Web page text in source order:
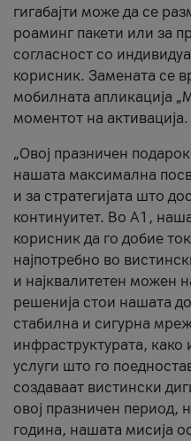
гигабајти може да се
роаминг пакети или за
согласност со
корисник. Замената се
мобилната апликација
моментот на активација.
„Овој празничен
нашата максимална
и за стратегијата што
континуитет. Во А1,
корисник да го добие
најпотребно во
и најквалитетен можен
решенија стои нашата
стабилна и сигурна
инфраструктурата, како
услуги што го
создаваат вистински
овој празничен период,
година, нашата мисија